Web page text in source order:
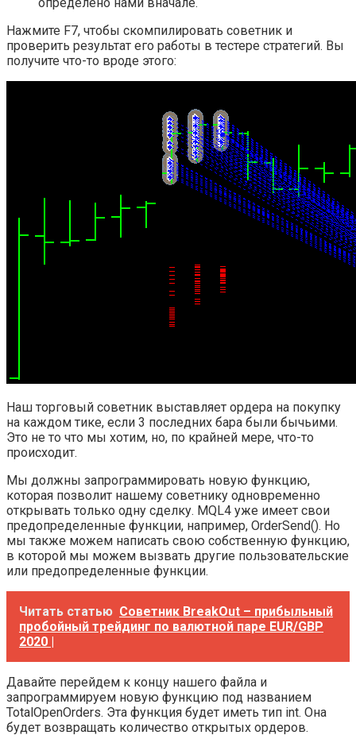
определено нами вначале.
Нажмите F7, чтобы скомпилировать советник и
проверить результат его работы в тестере стратегий. Вы
получите что-то вроде этого:
Наш торговый советник выставляет ордера на покупку
на каждом тике, если 3 последних бара были бычьими.
Это не то что мы хотим, но, по крайней мере, что-то
происходит.
Мы должны запрограммировать новую функцию,
которая позволит нашему советнику одновременно
открывать только одну сделку. MQL4 уже имеет свои
предопределенные функции, например, OrderSend(). Но
мы также можем написать свою собственную функцию,
в которой мы можем вызвать другие пользовательские
или предопределенные функции.
Читать статью Советник BreakOut – прибыльный
пробойный трейдинг по валютной паре EUR/GBP
2020 |
Давайте перейдем к концу нашего файла и
запрограммируем новую функцию под названием
TotalOpenOrders. Эта функция будет иметь тип int. Она
будет возвращать количество открытых ордеров.